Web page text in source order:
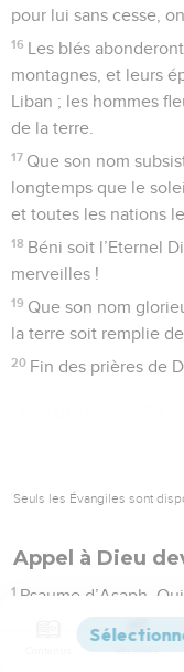
pour lui sans cesse,
16 Les blés
montagnes, et leurs
Liban ; les hommes
de la terre.
17 Que son nom
longtemps que le
et toutes les nations
18 Béni soit l’Eternel
merveilles !
19 Que son nom
la terre soit remplie
20 Fin des prières de
Seuls les Évangiles sont
Appel à Dieu
1 Psaume d’Asaph.
qui ont le cœur pur.
Toutefois, mon pied
Versions